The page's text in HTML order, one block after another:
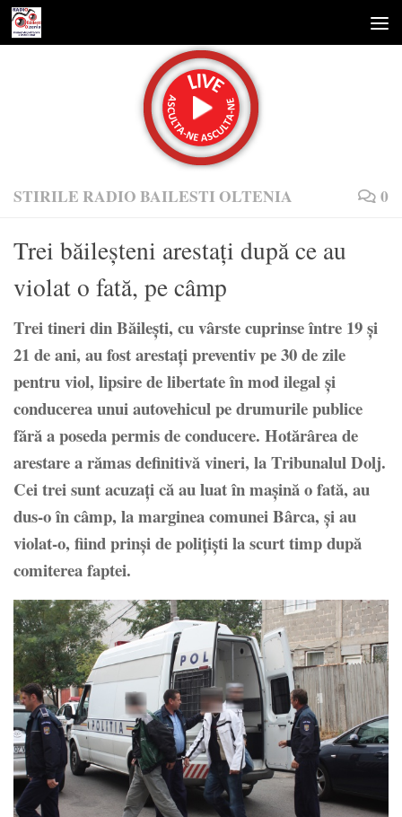
Skip to content
STIRILE RADIO BAILESTI OLTENIA 0
Trei băileşteni arestaţi după ce au
violat o fată, pe câmp
Trei tineri din Băileşti, cu vârste cuprinse între 19şi
21 de ani, au fost arestaţi preventiv pe 30 de zile
pentru viol, lipsire de libertate în mod ilegalşi
conducerea unui autovehicul pe drumurile publice
fără a poseda permis de conducere. Hotărârea de
arestare a rămas definitivă vineri, la Tribunalul Dolj.
Cei trei sunt acuzaţi că au luat în maşină o fată, au
dus-o în câmp, la marginea comunei Bârca, şi au
violat-o, fiind prinşi de poliţişti la scurt timp după
comiterea faptei.